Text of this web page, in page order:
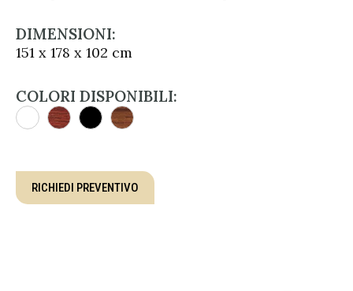
DIMENSIONI:
151 x 178 x 102 cm
COLORI DISPONIBILI:
RICHIEDI PREVENTIVO